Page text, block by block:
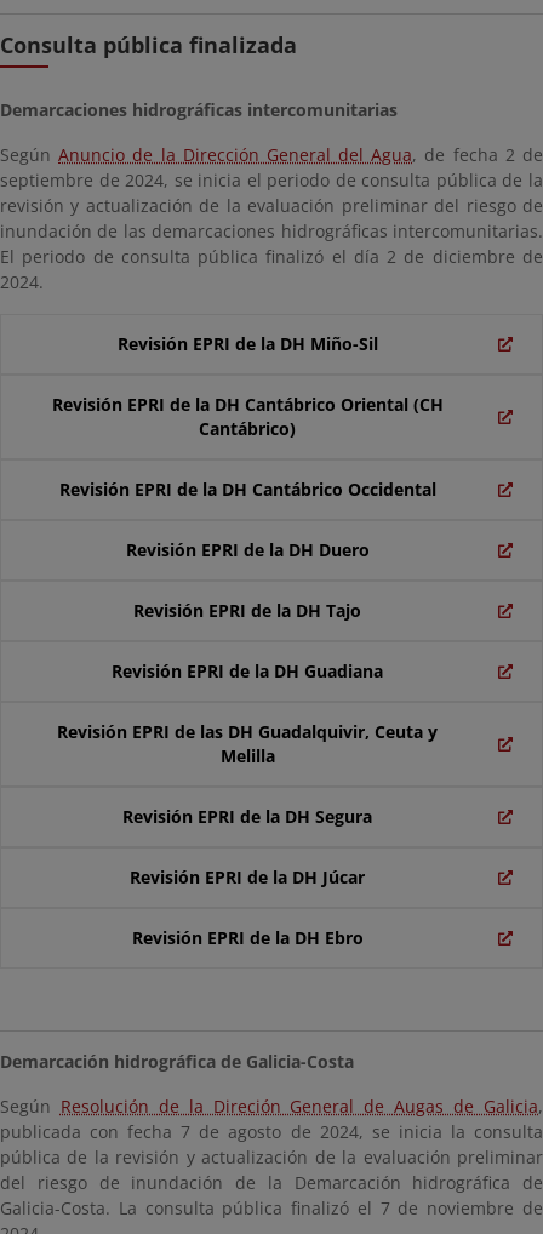
Consulta pública finalizada
Demarcaciones hidrográficas intercomunitarias
SegúnAnuncio de la Dirección General del Agua, de fecha 2 de
septiembre de 2024, se inicia el periodo de consulta pública de la
revisión y actualización de la evaluación preliminar del riesgo de
inundación de las demarcaciones hidrográficas intercomunitarias.
El periodo de consulta pública finalizó el día 2 de diciembre de
2024.
Revisión EPRI de la DH Miño-Sil
Revisión EPRI de la DH Cantábrico Oriental (CH
Cantábrico)
Revisión EPRI de la DH Cantábrico Occidental
Revisión EPRI de la DH Duero
Revisión EPRI de la DH Tajo
Revisión EPRI de la DH Guadiana
Revisión EPRI de las DH Guadalquivir, Ceuta y
Melilla
Revisión EPRI de la DH Segura
Revisión EPRI de la DH Júcar
Revisión EPRI de la DH Ebro
Demarcación hidrográfica de Galicia-Costa
Según Resolución de la Direción General de Augas de Galicia,
publicada con fecha 7 de agosto de 2024, se inicia la consulta
pública de la revisión y actualización de la evaluación preliminar
del riesgo de inundación de la Demarcación hidrográfica de
Galicia-Costa. La consulta pública finalizó el 7 de noviembre de